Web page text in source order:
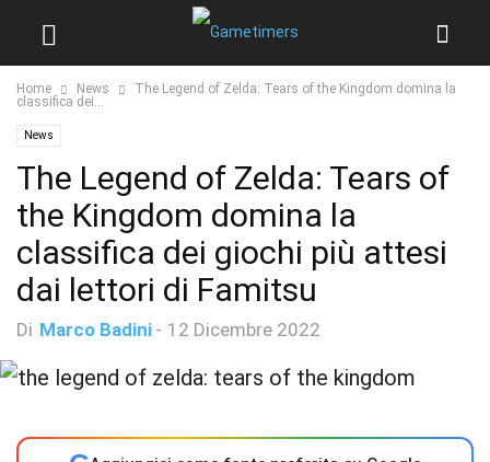
Home News
The Legend of Zelda: Tears of the Kingdom domina la
classifica dei...
News
The Legend of Zelda: Tears of
the Kingdom domina la
classifica dei giochi più attesi
dai lettori di Famitsu
Di Marco Badini - 12 Dicembre 2022